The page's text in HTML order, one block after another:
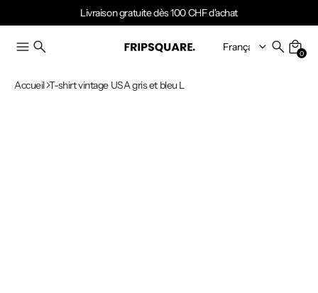
Livraison gratuite dès 100 CHF d'achat
0
Accueil T-shirt vintage USA gris et bleu L